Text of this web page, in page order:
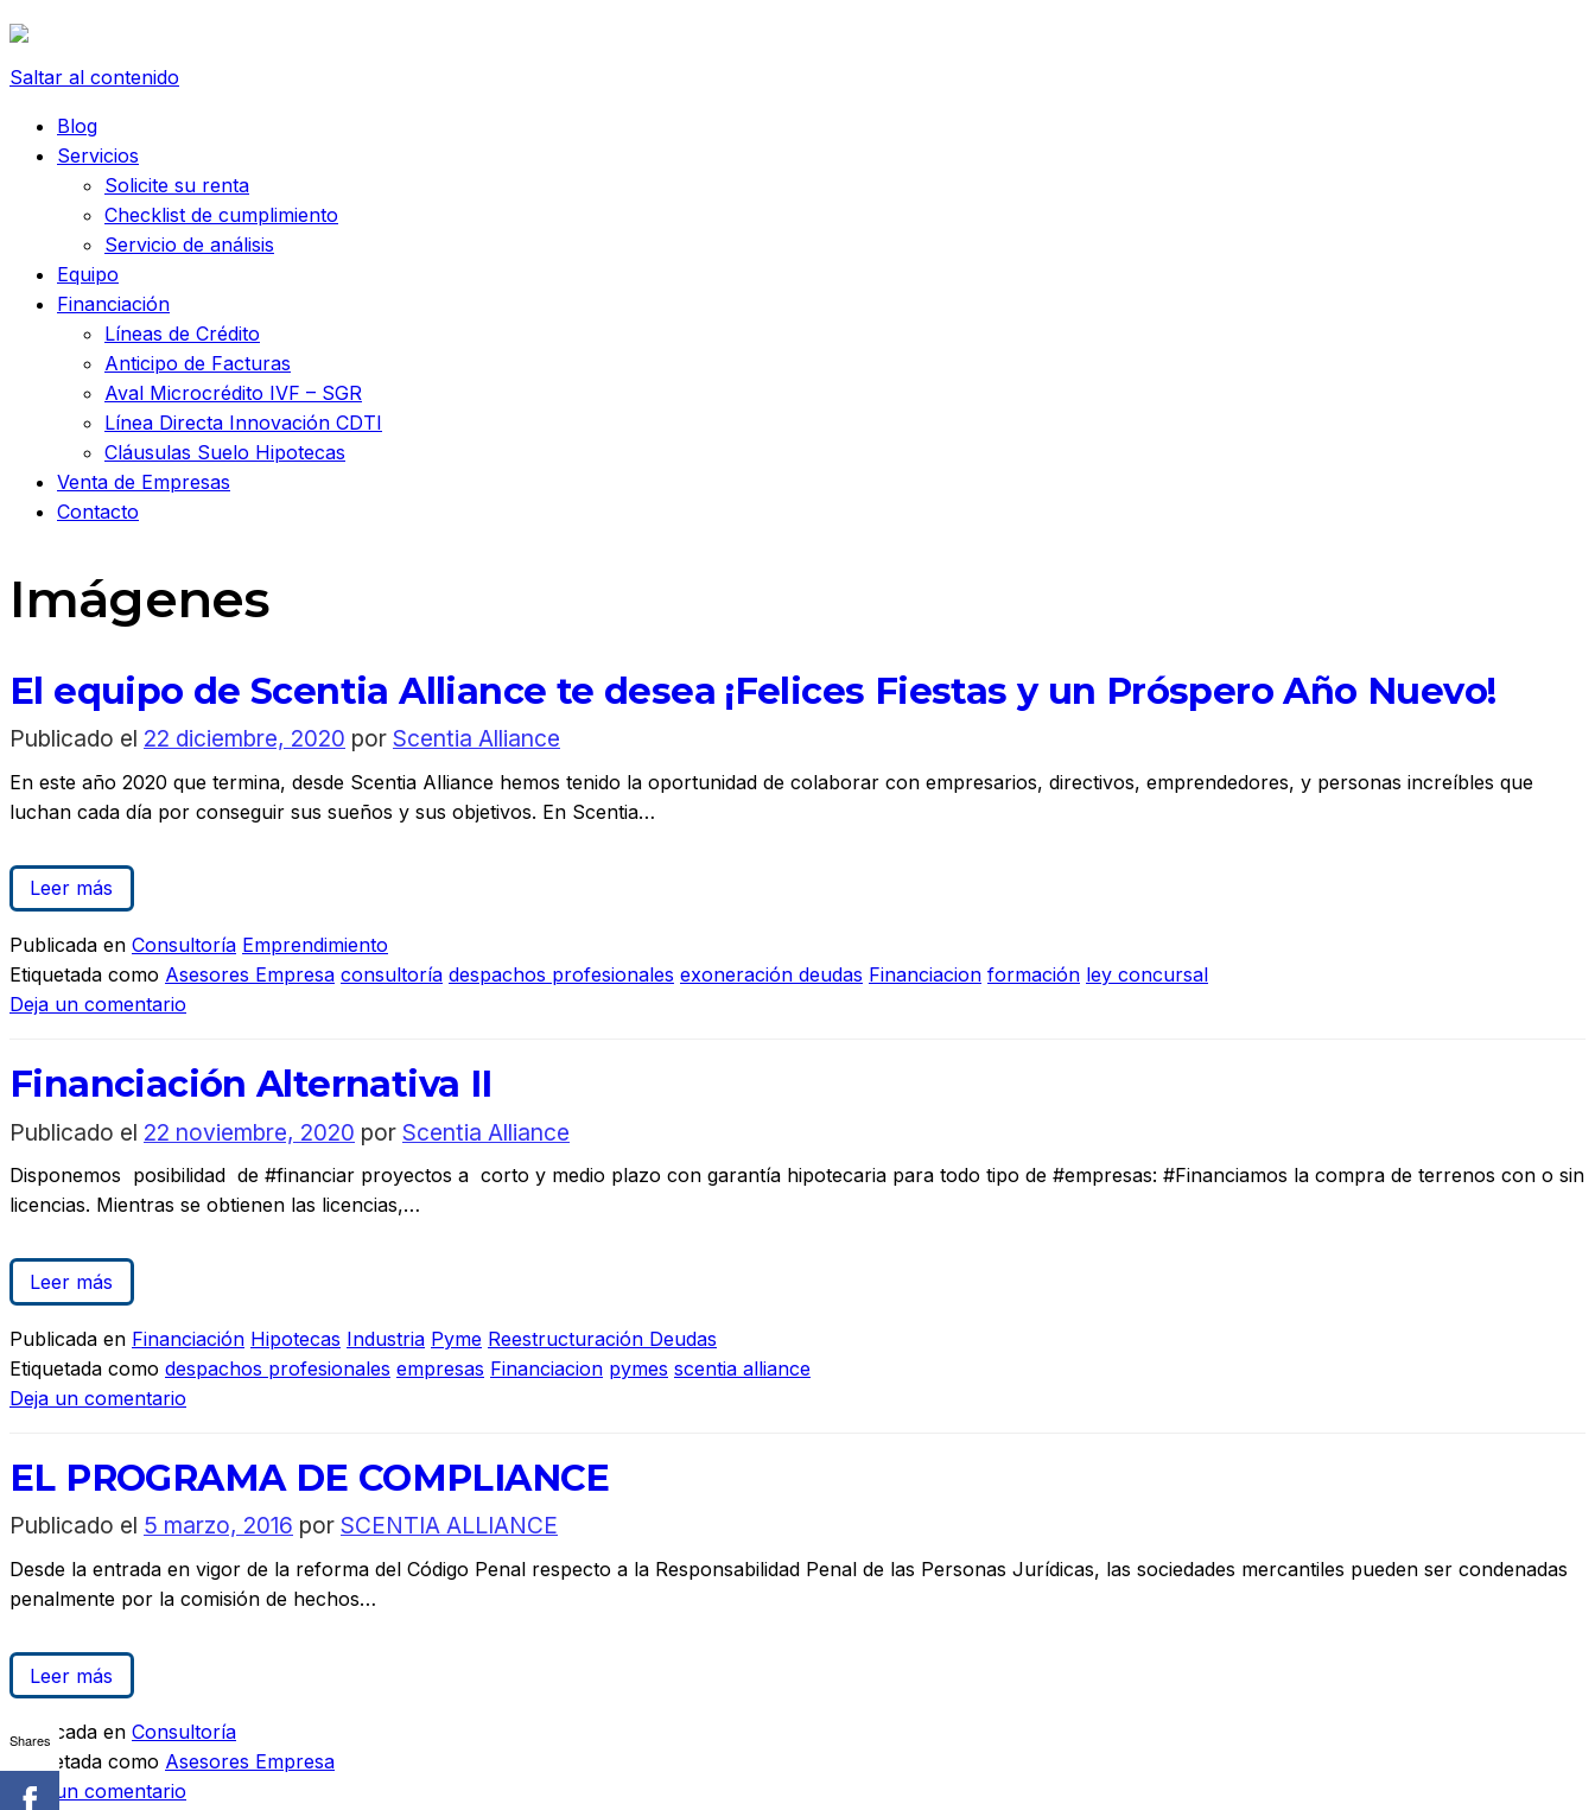
Saltar al contenido
Blog
Servicios
Solicite su renta
Checklist de cumplimiento
Servicio de análisis
Equipo
Financiación
Líneas de Crédito
Anticipo de Facturas
Aval Microcrédito IVF – SGR
Línea Directa Innovación CDTI
Cláusulas Suelo Hipotecas
Venta de Empresas
Contacto
Imágenes
El equipo de Scentia Alliance te desea ¡Felices Fiestas y un Próspero Año Nuevo!
Publicado el 22 diciembre, 2020 por Scentia Alliance
En este año 2020 que termina, desde Scentia Alliance hemos tenido la oportunidad de colaborar con empresarios, directivos, emprendedores, y personas increíbles que
luchan cada día por conseguir sus sueños y sus objetivos. En Scentia…
Leer más
Publicada en Consultoría Emprendimiento
Etiquetada como Asesores Empresa consultoría despachos profesionales exoneración deudas Financiacion formación ley concursal
Deja un comentario
Financiación Alternativa II
Publicado el 22 noviembre, 2020 por Scentia Alliance
Disponemos posibilidad de #financiar proyectos a corto y medio plazo con garantía hipotecaria para todo tipo de #empresas: #Financiamos la compra de terrenos con o sin
licencias. Mientras se obtienen las licencias,…
Leer más
Publicada en Financiación Hipotecas Industria Pyme Reestructuración Deudas
Etiquetada como despachos profesionales empresas Financiacion pymes scentia alliance
Deja un comentario
EL PROGRAMA DE COMPLIANCE
Publicado el 5 marzo, 2016 por SCENTIA ALLIANCE
Desde la entrada en vigor de la reforma del Código Penal respecto a la Responsabilidad Penal de las Personas Jurídicas, las sociedades mercantiles pueden ser condenadas
penalmente por la comisión de hechos…
Leer más
Publicada en Consultoría
Etiquetada como Asesores Empresa
Deja un comentario
Shares